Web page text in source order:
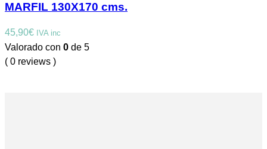
MARFIL 130X170 cms.
45,90€ IVA inc
Valorado con 0 de 5
( 0 reviews )